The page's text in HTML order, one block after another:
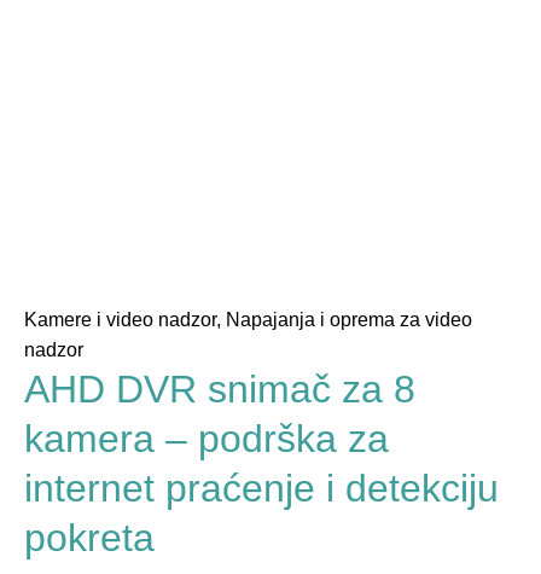
Kamere i video nadzor, Napajanja i oprema za video
nadzor
AHD DVR snimač za 8
kamera – podrška za
internet praćenje i detekciju
pokreta